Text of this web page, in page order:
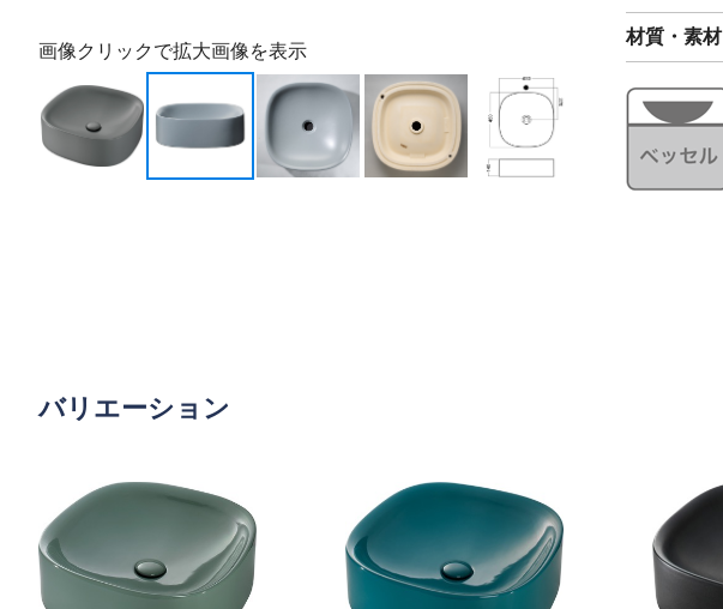
画像クリックで拡大画像を表示
材質・素材
バリエーション